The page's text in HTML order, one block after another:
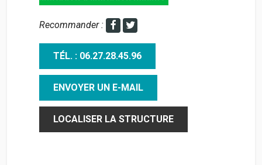
Recommander :
TÉL. : 06.27.28.45.96
ENVOYER UN E-MAIL
LOCALISER LA STRUCTURE